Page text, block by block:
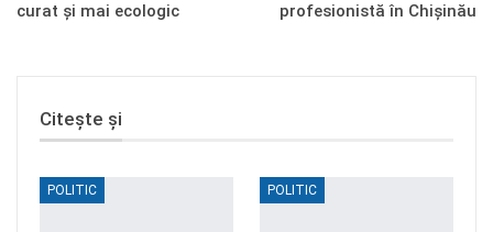
curat și mai ecologic
profesionistă în Chișinău
Citește și
POLITIC POLITIC